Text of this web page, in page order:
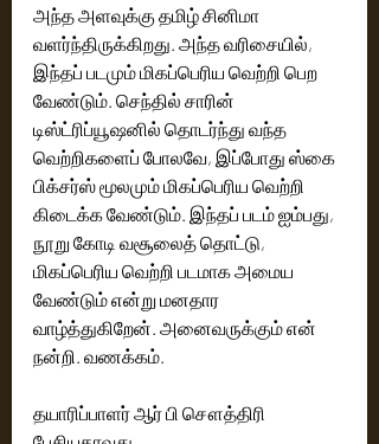
அந்த அளவுக்கு தமிழ் சினிமா
வளர்ந்திருக்கிறது. அந்த வரிசையில்,
இந்தப் படமும் மிகப்பெரிய வெற்றி பெற
வேண்டும். செந்தில் சாரின்
டிஸ்ட்ரிப்யூஷனில் தொடர்ந்து வந்த
வெற்றிகளைப் போலவே, இப்போது ஸ்கை
பிக்சர்ஸ் மூலமும் மிகப்பெரிய வெற்றி
கிடைக்க வேண்டும். இந்தப் படம் ஐம்பது,
நூறு கோடி வசூலைத் தொட்டு,
மிகப்பெரிய வெற்றி படமாக அமைய
வேண்டும் என்று மனதார
வாழ்த்துகிறேன். அனைவருக்கும் என்
நன்றி. வணக்கம்.
தயாரிப்பாளர் ஆர் பி சௌத்திரி